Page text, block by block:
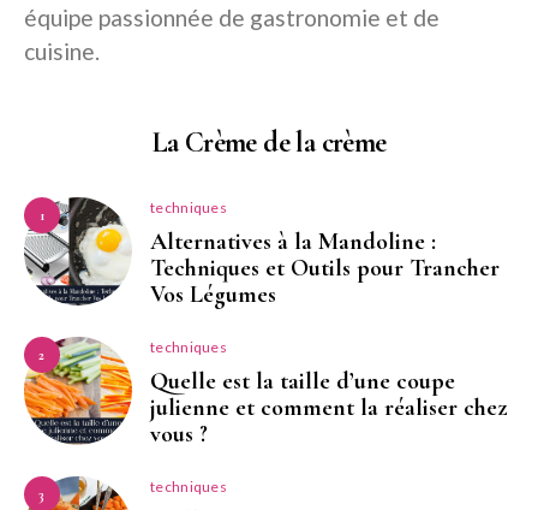
équipe passionnée de gastronomie et de
cuisine.
La Crème de la crème
1 techniques
Alternatives à la Mandoline :
Techniques et Outils pour Trancher
Vos Légumes
2 techniques
Quelle est la taille d’une coupe
julienne et comment la réaliser chez
vous ?
3 techniques